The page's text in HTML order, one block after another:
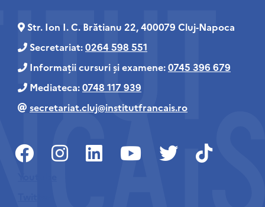
Str. Ion I. C. Brătianu 22, 400079 Cluj‑Napoca
Secretariat:0264 598 551
Informații cursuri și examene:0745 396 679
Mediateca:0748 117 939
secretariat.cluj@institutfrancais.ro